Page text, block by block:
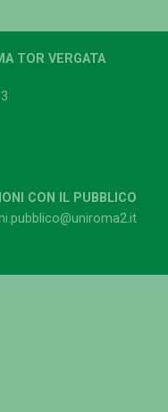
TOR VERGATA
CON IL PUBBLICO